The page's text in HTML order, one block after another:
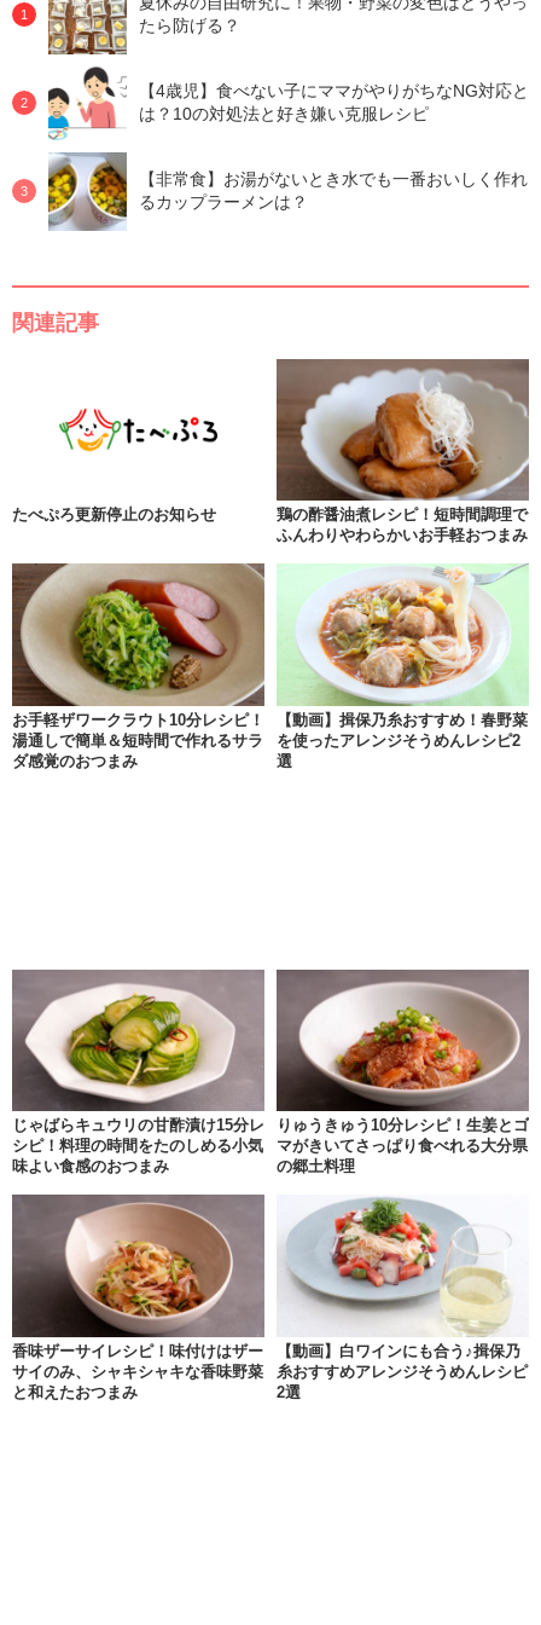
たら防げる？
【4歳児】食べない子にママがやりがちなNG対応と
は？10の対処法と好き嫌い克服レシピ
【非常食】お湯がないとき水でも一番おいしく作れ
るカップラーメンは？
関連記事
たべぷろ更新停止のお知らせ
鶏の酢醤油煮レシピ！短時間調理で
ふんわりやわらかいお手軽おつまみ
お手軽ザワークラウト10分レシピ！
湯通しで簡単＆短時間で作れるサラ
ダ感覚のおつまみ
【動画】揖保乃糸おすすめ！春野菜
を使ったアレンジそうめんレシピ2
選
じゃばらキュウリの甘酢漬け15分レ
シピ！料理の時間をたのしめる小気
味よい食感のおつまみ
りゅうきゅう10分レシピ！生姜とゴ
マがきいてさっぱり食べれる大分県
の郷土料理
香味ザーサイレシピ！味付けはザー
サイのみ、シャキシャキな香味野菜
と和えたおつまみ
【動画】白ワインにも合う♪揖保乃
糸おすすめアレンジそうめんレシピ
2選